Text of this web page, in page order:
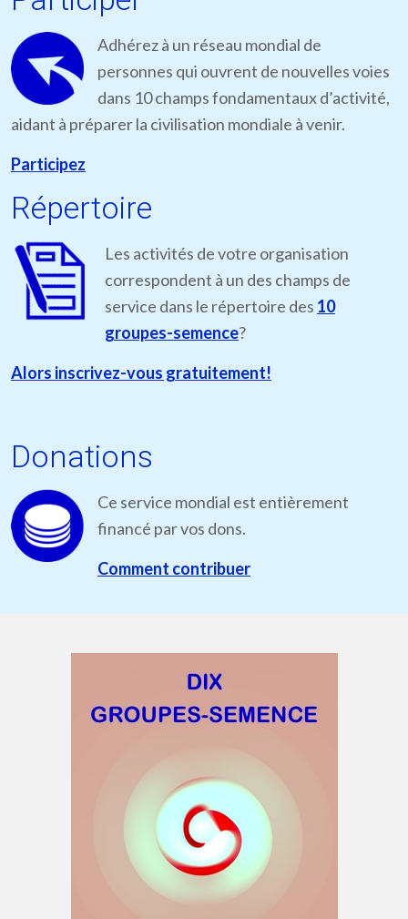
Adhérez à un réseau mondial de
personnes qui ouvrent de nouvelles voies
dans 10 champs fondamentaux d’activité,
aidant à préparer la civilisation mondiale à venir.
Participez
Répertoire
Les activités de votre organisation
correspondent à un des champs de
service dans le répertoire des 10
groupes-semence?
Alors inscrivez-vous gratuitement!
Donations
Ce service mondial est entièrement
financé par vos dons.
Comment contribuer